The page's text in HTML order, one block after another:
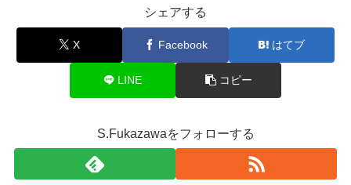
シェアする
X Facebook はてブ
LINE コピー
S.Fukazawaをフォローする